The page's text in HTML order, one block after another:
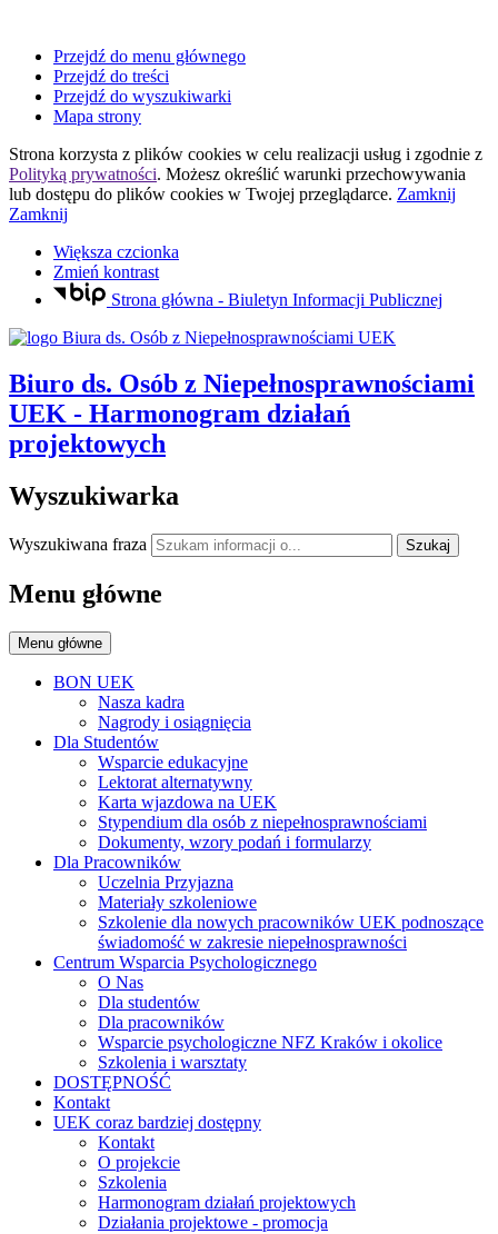
Przejdź do menu głównego
Przejdź do treści
Przejdź do wyszukiwarki
Mapa strony
Strona korzysta z plików cookies w celu realizacji usług i zgodnie z
Polityką prywatności. Możesz określić warunki przechowywania
lub dostępu do plików cookies w Twojej przeglądarce. Zamknij
Zamknij
Większa czcionka
Zmień kontrast
Strona główna - Biuletyn Informacji Publicznej
Biuro ds. Osób z Niepełnosprawnościami
UEK - Harmonogram działań
projektowych
Wyszukiwarka
Wyszukiwana fraza Szukaj
Menu główne
Menu główne
BON UEK
Nasza kadra
Nagrody i osiągnięcia
Dla Studentów
Wsparcie edukacyjne
Lektorat alternatywny
Karta wjazdowa na UEK
Stypendium dla osób z niepełnosprawnościami
Dokumenty, wzory podań i formularzy
Dla Pracowników
Uczelnia Przyjazna
Materiały szkoleniowe
Szkolenie dla nowych pracowników UEK podnoszące
świadomość w zakresie niepełnosprawności
Centrum Wsparcia Psychologicznego
O Nas
Dla studentów
Dla pracowników
Wsparcie psychologiczne NFZ Kraków i okolice
Szkolenia i warsztaty
DOSTĘPNOŚĆ
Kontakt
UEK coraz bardziej dostępny
Kontakt
O projekcie
Szkolenia
Harmonogram działań projektowych
Działania projektowe - promocja